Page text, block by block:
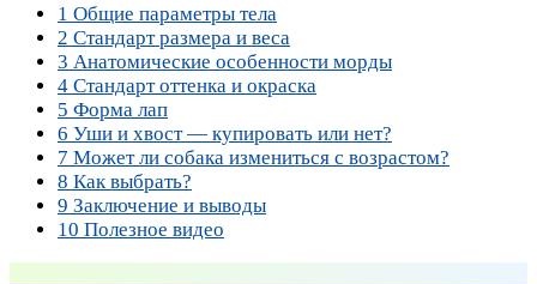
1 Общие параметры тела
2 Стандарт размера и веса
3 Анатомические особенности морды
4 Стандарт оттенка и окраска
5 Форма лап
6 Уши и хвост — купировать или нет?
7 Может ли собака измениться с возрастом?
8 Как выбрать?
9 Заключение и выводы
10 Полезное видео